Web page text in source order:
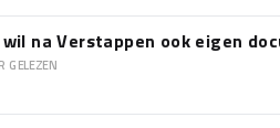
na Verstappen ook eigen
GELEZEN